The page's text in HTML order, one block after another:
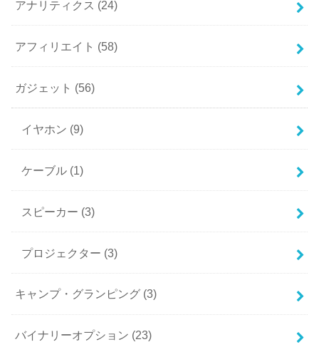
アナリティクス (24)
アフィリエイト (58)
ガジェット (56)
イヤホン (9)
ケーブル (1)
スピーカー (3)
プロジェクター (3)
キャンプ・グランピング (3)
バイナリーオプション (23)